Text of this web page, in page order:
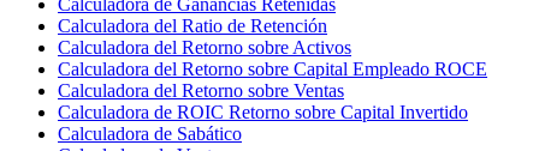
Calculadora del Ratio de Retención
Calculadora del Retorno sobre Activos
Calculadora del Retorno sobre Capital Empleado ROCE
Calculadora del Retorno sobre Ventas
Calculadora de ROIC Retorno sobre Capital Invertido
Calculadora de Sabático